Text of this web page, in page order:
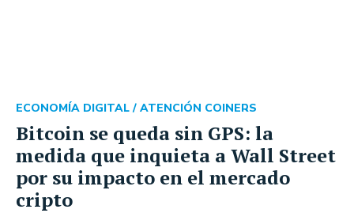
Bitcoin se queda sin GPS: la
medida que inquieta a Wall Street
por su impacto en el mercado
cripto
ECONOMÍA DIGITAL / ATENCIÓN COINERS